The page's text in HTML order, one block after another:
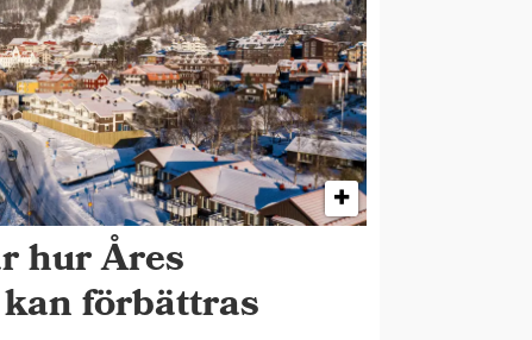
hur Åres
förbättras